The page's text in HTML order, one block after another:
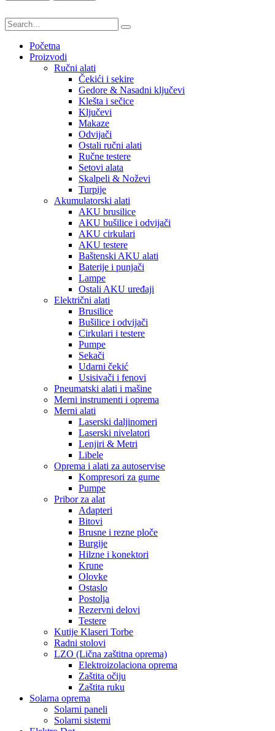
Početna
Proizvodi
Ručni alati
Čekići i sekire
Gedore & Nasadni ključevi
Klešta i sečice
Ključevi
Makaze
Odvijači
Ostali ručni alati
Ručne testere
Setovi alata
Skalpeli & Noževi
Turpije
Akumulatorski alati
AKU brusilice
AKU bušilice i odvijači
AKU cirkulari
AKU testere
Baštenski AKU alati
Baterije i punjači
Lampe
Ostali AKU uređaji
Električni alati
Brusilice
Bušilice i odvijači
Cirkulari i testere
Pumpe
Sekači
Udarni čekić
Usisivači i fenovi
Pneumatski alati i mašine
Merni instrumenti i oprema
Merni alati
Laserski daljinomeri
Laserski nivelatori
Lenjiri & Metri
Libele
Oprema i alati za autoservise
Kompresori za gume
Pumpe
Pribor za alat
Adapteri
Bitovi
Brusne i rezne ploče
Burgije
Hilzne i konektori
Krune
Olovke
Ostaslo
Postolja
Rezervni delovi
Testere
Kutije Klaseri Torbe
Radni stolovi
LZO (Lična zaštitna oprema)
Elektroizolaciona oprema
Zaštita očiju
Zaštita ruku
Solarna oprema
Solarni paneli
Solarni sistemi